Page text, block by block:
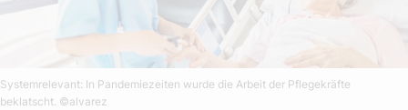
Systemrelevant: In Pandemiezeiten wurde die Arbeit der Pflegekräfte
beklatscht. ©alvarez